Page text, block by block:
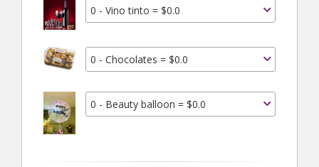
0 - Vino tinto = $0.0
0 - Chocolates = $0.0
0 - Beauty balloon = $0.0